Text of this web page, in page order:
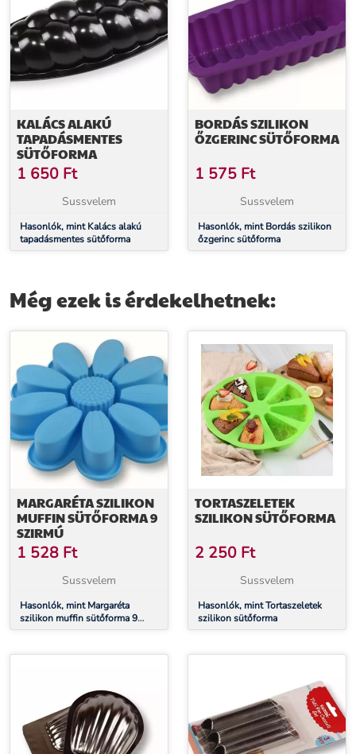
KALÁCS ALAKÚ
TAPADÁSMENTES
SÜTŐFORMA
1 650 Ft
Sussvelem
Hasonlók, mint Kalács alakú
tapadásmentes sütőforma
BORDÁS SZILIKON
ŐZGERINC SÜTŐFORMA
1 575 Ft
Sussvelem
Hasonlók, mint Bordás szilikon
őzgerinc sütőforma
Még ezek is érdekelhetnek:
MARGARÉTA SZILIKON
MUFFIN SÜTŐFORMA 9
SZIRMÚ
1 528 Ft
Sussvelem
Hasonlók, mint Margaréta
szilikon muffin sütőforma 9
szirmú
TORTASZELETEK
SZILIKON SÜTŐFORMA
2 250 Ft
Sussvelem
Hasonlók, mint Tortaszeletek
szilikon sütőforma